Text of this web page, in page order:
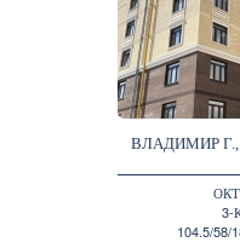
ВЛАДИМИР Г.,
3-
104.5/58/